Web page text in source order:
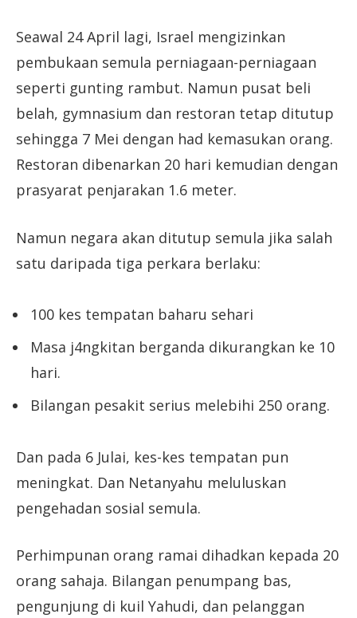
Seawal 24 April lagi, Israel mengizinkan
pembukaan semula perniagaan-perniagaan
seperti gunting rambut. Namun pusat beli
belah, gymnasium dan restoran tetap ditutup
sehingga 7 Mei dengan had kemasukan orang.
Restoran dibenarkan 20 hari kemudian dengan
prasyarat penjarakan 1.6 meter.
Namun negara akan ditutup semula jika salah
satu daripada tiga perkara berlaku:
100 kes tempatan baharu sehari
Masa j4ngkitan berganda dikurangkan ke 10
hari.
Bilangan pesakit serius melebihi 250 orang.
Dan pada 6 Julai, kes-kes tempatan pun
meningkat. Dan Netanyahu meluluskan
pengehadan sosial semula.
Perhimpunan orang ramai dihadkan kepada 20
orang sahaja. Bilangan penumpang bas,
pengunjung di kuil Yahudi, dan pelanggan